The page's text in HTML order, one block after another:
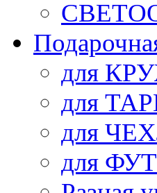
для
для
для
для